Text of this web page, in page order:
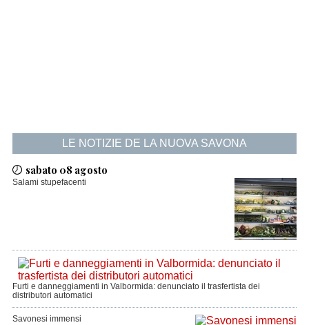
LE NOTIZIE DE LA NUOVA SAVONA
sabato 08 agosto
Salami stupefacenti
Furti e danneggiamenti in Valbormida: denunciato il trasfertista dei
distributori automatici
Savonesi immensi